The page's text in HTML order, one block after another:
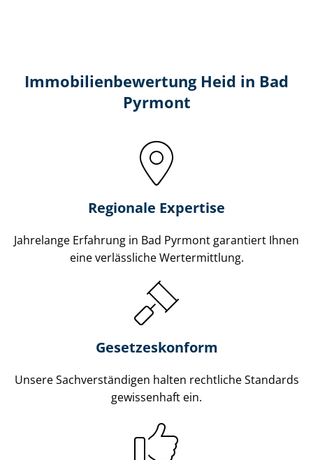
Immobilien­bewertung Heid in Bad
Pyrmont
Regionale Expertise
Jahrelange Erfahrung in Bad Pyrmont garantiert Ihnen
eine verlässliche Wertermittlung.
Gesetzes­konform
Unsere Sach­ver­stän­di­gen halten rechtliche Standards
gewissenhaft ein.